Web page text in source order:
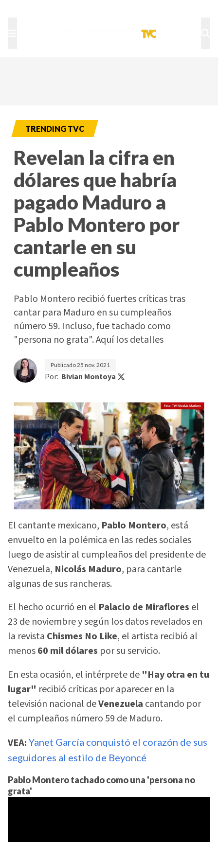
TRENDING TVC
Revelan la cifra en
dólares que habría
pagado Maduro a
Pablo Montero por
cantarle en su
cumpleaños
Pablo Montero recibió fuertes críticas tras
cantar para Maduro en su cumpleaños
número 59. Incluso, fue tachado como
"persona no grata". Aquí los detalles
Publicado25 nov. 2021
Por: Bivian Montoya
El cantante mexicano, Pablo Montero, está
envuelto en la polémica en las redes sociales
luego de asistir al cumpleaños del presidente de
Venezuela, Nicolás Maduro, para cantarle
algunas de sus rancheras.
El hecho ocurrió en el Palacio de Miraflores el
23 de noviembre y según los datos revelados en
la revista Chismes No Like, el artista recibió al
menos60 mil dólares por su servicio.
En esta ocasión, el intérprete de "Hay otra en tu
lugar" recibió críticas por aparecer en la
televisión nacional deVenezuela cantando por
el cumpleaños número 59 de Maduro.
VEA: Yanet García conquistó el corazón de sus
seguidores al estilo de Beyoncé
Pablo Montero tachado como una 'persona no
grata'